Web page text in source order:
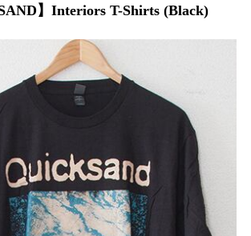
】Interiors T-Shirts (Black)